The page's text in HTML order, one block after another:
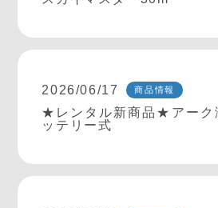
2026/06/17 商品情報
★レンタル新商品★アーク
ッテリー式